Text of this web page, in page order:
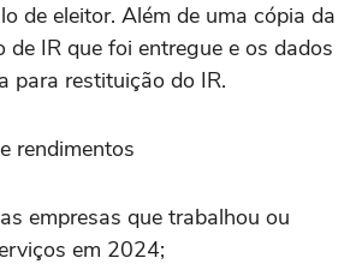
de eleitor. Além de uma cópia da
de IR que foi entregue e os dados
para restituição do IR.
rendimentos
empresas que trabalhou ou
em 2024;